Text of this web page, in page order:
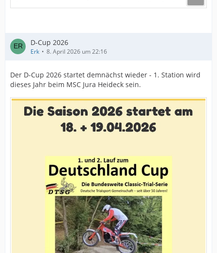
D-Cup 2026
Erk 8. April 2026 um 22:16
Der D-Cup 2026 startet demnächst wieder - 1. Station wird
dieses Jahr beim MSC Jura Heideck sein.